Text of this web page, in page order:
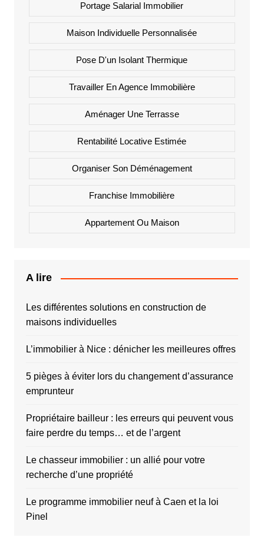
Portage Salarial Immobilier
Maison Individuelle Personnalisée
Pose D'un Isolant Thermique
Travailler En Agence Immobilière
Aménager Une Terrasse
Rentabilité Locative Estimée
Organiser Son Déménagement
Franchise Immobilière
Appartement Ou Maison
A lire
Les différentes solutions en construction de
maisons individuelles
L’immobilier à Nice : dénicher les meilleures offres
5 pièges à éviter lors du changement d’assurance
emprunteur
Propriétaire bailleur : les erreurs qui peuvent vous
faire perdre du temps… et de l’argent
Le chasseur immobilier : un allié pour votre
recherche d’une propriété
Le programme immobilier neuf à Caen et la loi
Pinel